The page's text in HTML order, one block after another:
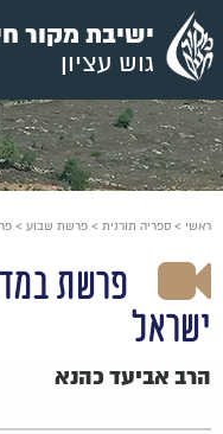
עבור
אל
תוכן
העמוד
ישיבת מקור
גוש עציון
ראשי > ספריה תורנית > פרשת שבוע >
פרשת
ישראל
הרב אביעד כהנא